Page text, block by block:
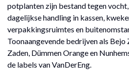
potplanten zijn bestand tegen
dagelijkse handling in kassen,
verpakkingsruimtes en
Toonaangevende bedrijven als Bejo
Zaden, Dümmen Orange en
de labels van VanDerEng.